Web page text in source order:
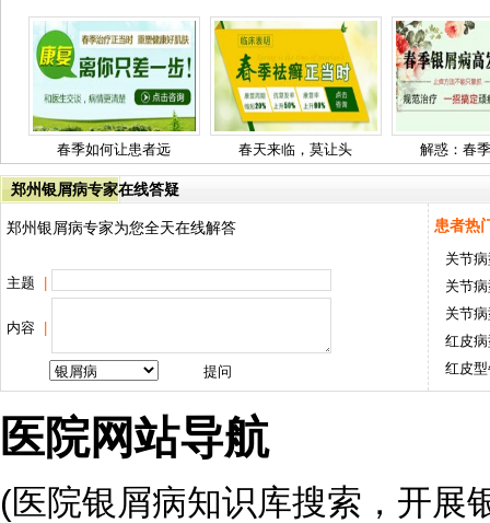
春季如何让患者远 春天来临，莫让头 解惑：春
郑州银屑病专家在线答疑
郑州银屑病专家为您全天在线解答
主题 |
内容
患者热
关节
关节
关节
红皮
红皮
医院网站导航
(医院银屑病知识库搜索，开展